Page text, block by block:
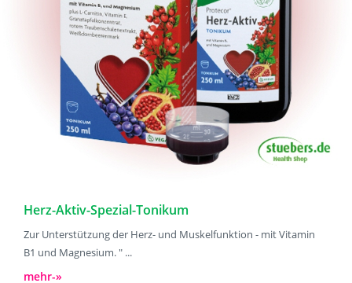
Herz-Aktiv-Spezial-Tonikum
Zur Unterstützung der Herz- und Muskelfunktion - mit Vitamin
B1 und Magnesium. " ...
mehr-»